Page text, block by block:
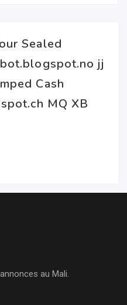
Sealed
jj
Cash
MQ XB
au Mali.